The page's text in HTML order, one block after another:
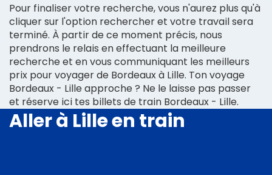
Pour finaliser votre recherche, vous n'aurez plus qu'à
cliquer sur l'option rechercher et votre travail sera
terminé. À partir de ce moment précis, nous
prendrons le relais en effectuant la meilleure
recherche et en vous communiquant les meilleurs
prix pour voyager de Bordeaux à Lille. Ton voyage
Bordeaux - Lille approche ? Ne le laisse pas passer
et réserve ici tes billets de train Bordeaux - Lille.
Aller à Lille en train